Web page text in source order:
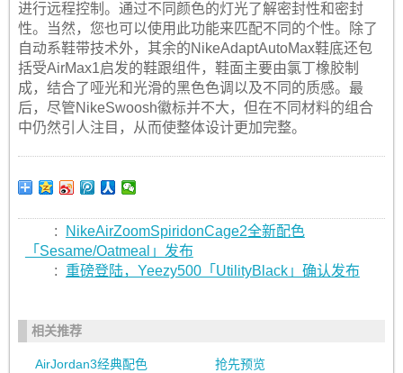
进行远程控制。通过不同颜色的灯光了解密封性和密封
性。当然，您也可以使用此功能来匹配不同的个性。除了
自动系鞋带技术外，其余的NikeAdaptAutoMax鞋底还包
括受AirMax1启发的鞋跟组件，鞋面主要由氯丁橡胶制
成，结合了哑光和光滑的黑色色调以及不同的质感。最
后，尽管NikeSwoosh徽标并不大，但在不同材料的组合
中仍然引人注目，从而使整体设计更加完整。
:
NikeAirZoomSpiridonCage2全新配色
「Sesame/Oatmeal」发布
:
重磅登陆，Yeezy500「UtilityBlack」确认发布
相关推荐
AirJordan3经典配色
抢先预览